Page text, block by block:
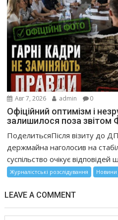
Авг 7, 2026 admin 0
Офіційний оптимізм і
залишилося поза
ПоделитьсяПісля візиту до
держмайна наголосив на
суспільство очікує відповідей
Журналістські розслідування Новини
LEAVE A COMMENT